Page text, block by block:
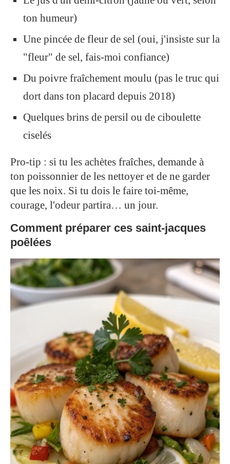
ton humeur)
Une pincée de fleur de sel (oui, j'insiste sur la
"fleur" de sel, fais-moi confiance)
Du poivre fraîchement moulu (pas le truc qui
dort dans ton placard depuis 2018)
Quelques brins de persil ou de ciboulette
ciselés
Pro-tip : si tu les achètes fraîches, demande à
ton poissonnier de les nettoyer et de ne garder
que les noix. Si tu dois le faire toi-même,
courage, l'odeur partira… un jour.
Comment préparer ces saint-jacques
poêlées